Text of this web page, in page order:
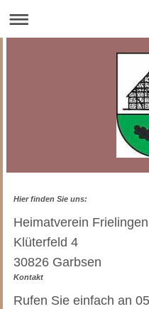
Hier finden Sie uns:
Heimatverein
Klüterfeld 4
30826 Garbsen
Kontakt
Rufen Sie einfach an